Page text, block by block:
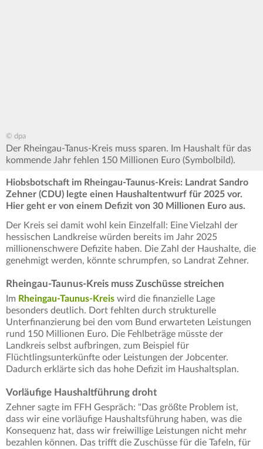
© dpa
Der Rheingau-Tanus-Kreis muss sparen. Im Haushalt für das
kommende Jahr fehlen 150 Millionen Euro (Symbolbild).
Hiobsbotschaft im Rheingau-Taunus-Kreis: Landrat Sandro
Zehner (CDU) legte einen Haushaltentwurf für 2025 vor.
Hier geht er von einem Defizit von 30 Millionen Euro aus.
Der Kreis sei damit wohl kein Einzelfall: Eine Vielzahl der
hessischen Landkreise würden bereits im Jahr 2025
millionenschwere Defizite haben. Die Zahl der Haushalte, die
genehmigt werden, könnte schrumpfen, so Landrat Zehner.
Rheingau-Taunus-Kreis muss Zuschüsse streichen
Im Rheingau-Taunus-Kreis wird die finanzielle Lage
besonders deutlich. Dort fehlten durch strukturelle
Unterfinanzierung bei den vom Bund erwarteten Leistungen
rund 150 Millionen Euro. Die Fehlbeträge müsste der
Landkreis selbst aufbringen, zum Beispiel für
Flüchtlingsunterkünfte oder Leistungen der Jobcenter.
Dadurch erklärte sich das hohe Defizit im Haushaltsplan.
Vorläufige Haushaltführung droht
Zehner sagte im FFH Gespräch: "Das größte Problem ist,
dass wir eine vorläufige Haushaltsführung haben, was die
Konsequenz hat, dass wir freiwillige Leistungen nicht mehr
bezahlen können. Das trifft die Zuschüsse für die Tafeln, für